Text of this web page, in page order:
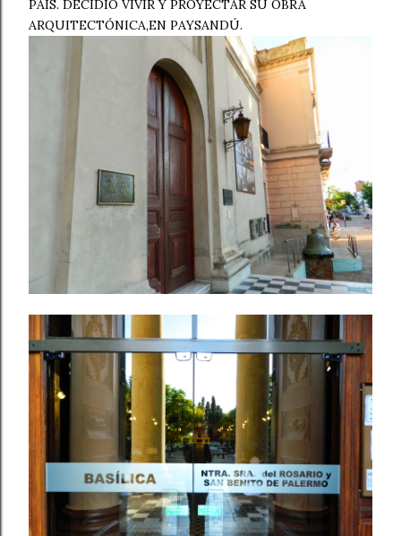
PAÍS. DECIDIÓ VIVIR Y PROYECTAR SU OBRA
ARQUITECTÓNICA,EN PAYSANDÚ.